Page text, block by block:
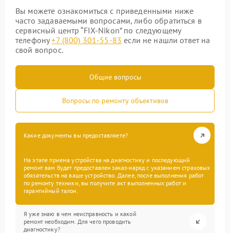
Вы можете ознакомиться с приведенными ниже
часто задаваемыми вопросами, либо обратиться в
сервисный центр “FIX-Nikon” по следующему
телефону+7 (800) 301-55-83 если не нашли ответ на
свой вопрос.
Общие вопросы
Вопросы по ремонту объективов
Какие документы вы предоставляете?
На этапе приема устройства на диагностику и последующий
ремонт вам будет предоставлен заказ-наряд с указанием страховых
обязательств на ваше устройство. Далее, после выполнения работ
по ремонту техники, вы получите акт выполненных работ и
гарантийный талон.
Я уже знаю в чем неисправность и какой
ремонт необходим. Для чего проводить
диагностику?